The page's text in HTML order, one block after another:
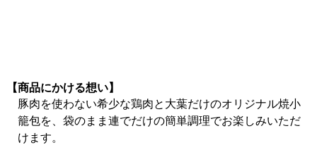
【商品にかける想い】
豚肉を使わない希少な鶏肉と大葉だけのオリジナル焼小
籠包を、袋のまま連でだけの簡単調理でお楽しみいただ
けます。